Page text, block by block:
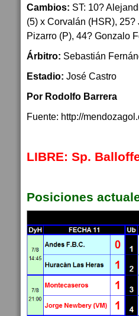
Cambios: ST: 10?
(5) x Corvalán (HSR),
Pizarro (P), 44? Gonzalo
Árbitro: Sebastián
Estadio: José Castro
Por Rodolfo Barrera
Fuente: http://
LIBRE: Sp.
Posiciones